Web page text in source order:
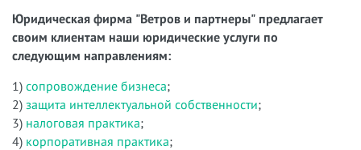
Юридическая фирма "Ветров и партнеры" предлагает
своим клиентам наши юридические услуги по
следующим направлениям:
1) сопровождение бизнеса;
2) защита интеллектуальной собственности;
3) налоговая практика;
4) корпоративная практика;